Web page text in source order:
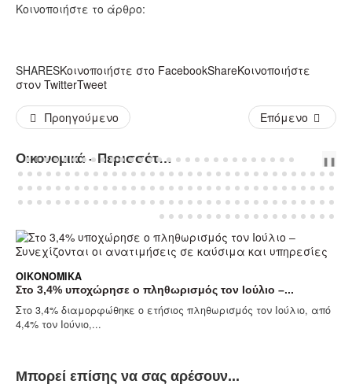
Κοινοποιήστε το άρθρο:
SHARESΚοινοποιήστε στο FacebookShareΚοινοποιήστε
στον TwitterTweet
Προηγούμενο Επόμενο
Οικονομικά - Περισσότερα Άρθρα... PREVNEXT
❚❚
ΟΙΚΟΝΟΜΙΚΆ
Στο 3,4% υποχώρησε ο πληθωρισμός τον Ιούλιο –...
Στο 3,4% διαμορφώθηκε ο ετήσιος πληθωρισμός τον Ιούλιο, από
4,4% τον Ιούνιο,...
Μπορεί επίσης να σας αρέσουν...